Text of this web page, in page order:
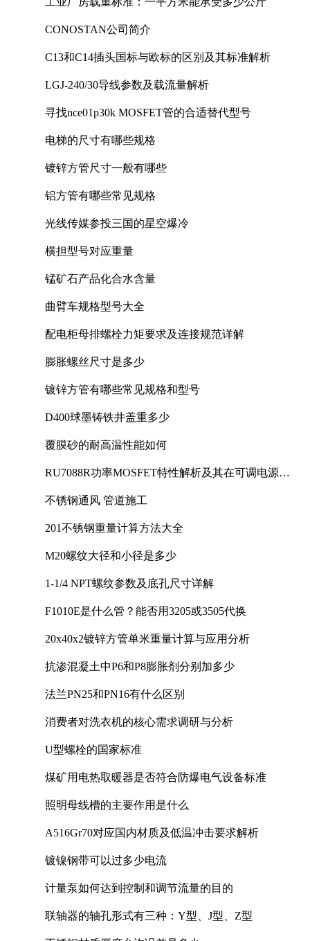
CONOSTAN公司简介
C13和C14插头国标与欧标的区别及其标准解析
LGJ-240/30导线参数及载流量解析
寻找nce01p30k MOSFET管的合适替代型号
电梯的尺寸有哪些规格
镀锌方管尺寸一般有哪些
铝方管有哪些常见规格
光线传媒参投三国的星空爆冷
横担型号对应重量
锰矿石产品化合水含量
曲臂车规格型号大全
配电柜母排螺栓力矩要求及连接规范详解
膨胀螺丝尺寸是多少
镀锌方管有哪些常见规格和型号
D400球墨铸铁井盖重多少
覆膜砂的耐高温性能如何
RU7088R功率MOSFET特性解析及其在可调电源设
不锈钢通风 管道施工
201不锈钢重量计算方法大全
M20螺纹大径和小径是多少
1-1/4 NPT螺纹参数及底孔尺寸详解
F1010E是什么管？能否用3205或3505代换
20x40x2镀锌方管单米重量计算与应用分析
抗渗混凝土中P6和P8膨胀剂分别加多少
法兰PN25和PN16有什么区别
消费者对洗衣机的核心需求调研与分析
U型螺栓的国家标准
煤矿用电热取暖器是否符合防爆电气设备标准
照明母线槽的主要作用是什么
A516Gr70对应国内材质及低温冲击要求解析
镀镍钢带可以过多少电流
计量泵如何达到控制和调节流量的目的
联轴器的轴孔形式有三种：Y型、J型、Z型